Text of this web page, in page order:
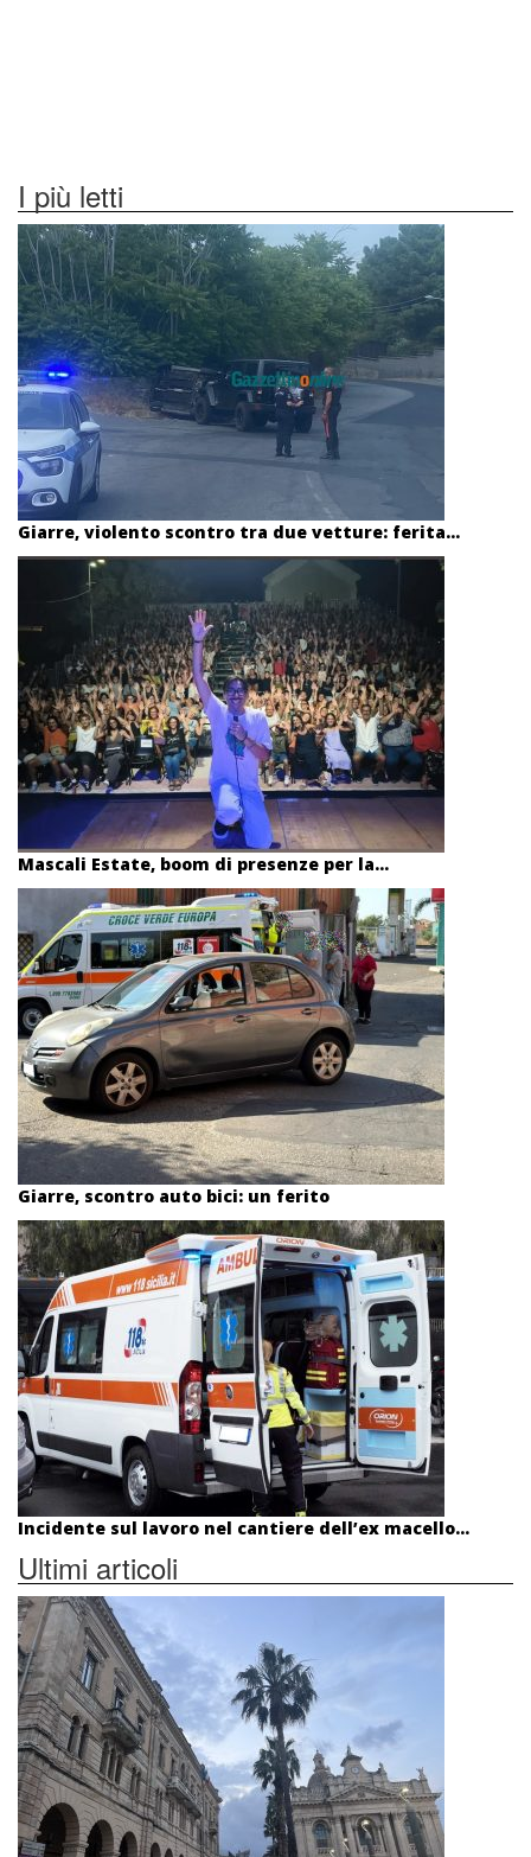
I più letti
Giarre, violento scontro tra due vetture: ferita...
Mascali Estate, boom di presenze per la...
Giarre, scontro auto bici: un ferito
Incidente sul lavoro nel cantiere dell’ex macello...
Ultimi articoli